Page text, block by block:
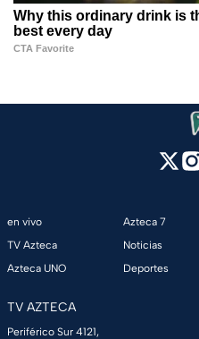
en vivo
TV Azteca
Azteca UNO
Azteca 7
Noticias
Deportes
TV AZTECA
Periférico Sur 4121,